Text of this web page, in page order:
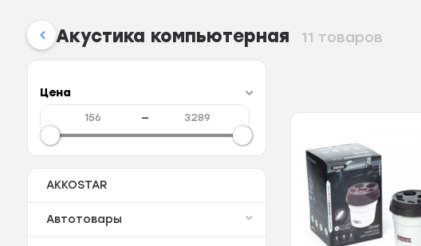
Акустика компьютерная 11 товаров
Цена
—
AKKOSTAR
Автотовары